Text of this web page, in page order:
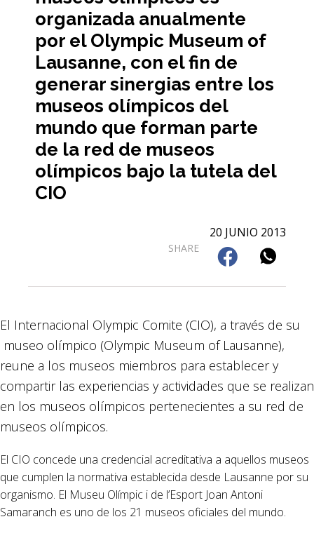
organizada anualmente
por el Olympic Museum of
Lausanne, con el fin de
generar sinergias entre los
museos olímpicos del
mundo que forman parte
de la red de museos
olímpicos bajo la tutela del
CIO
20 JUNIO 2013
SHARE
El Internacional Olympic Comite (CIO), a través de su
museo olímpico (Olympic Museum of Lausanne),
reune a los museos miembros para establecer y
compartir las experiencias y actividades que se realizan
en los museos olímpicos pertenecientes a su red de
museos olímpicos.
El CIO concede una credencial acreditativa a aquellos museos
que cumplen la normativa establecida desde Lausanne por su
organismo. El Museu Olímpic i de l’Esport Joan Antoni
Samaranch es uno de los 21 museos oficiales del mundo.